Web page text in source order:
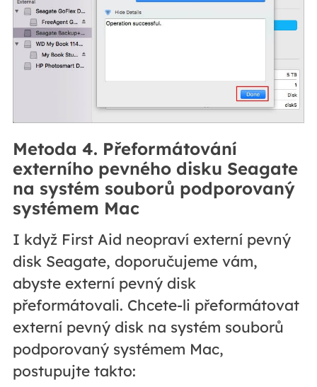
Metoda 4. Přeformátování
externího pevného disku Seagate
na systém souborů podporovaný
systémem Mac
I když First Aid neopraví externí pevný
disk Seagate, doporučujeme vám,
abyste externí pevný disk
přeformátovali. Chcete-li přeformátovat
externí pevný disk na systém souborů
podporovaný systémem Mac,
postupujte takto: